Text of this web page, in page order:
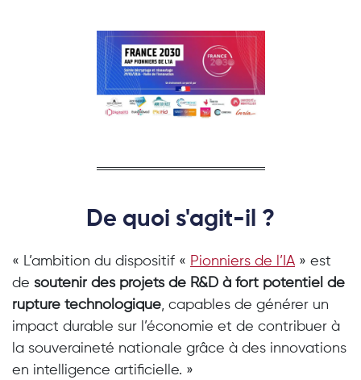
De quoi s'agit-il ?
« L’ambition du dispositif « Pionniers de l’IA » est
de soutenir des projets de R&D à fort potentiel de
rupture technologique, capables de générer un
impact durable sur l’économie et de contribuer à
la souveraineté nationale grâce à des innovations
en intelligence artificielle. »